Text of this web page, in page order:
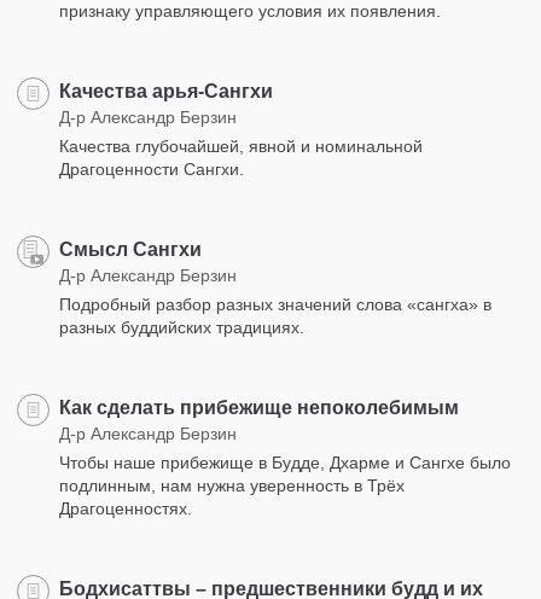
признаку управляющего условия их появления.
Качества арья-Сангхи
Д-р Александр Берзин
Качества глубочайшей, явной и номинальной
Драгоценности Сангхи.
Смысл Сангхи
Д-р Александр Берзин
Подробный разбор разных значений слова «сангха» в
разных буддийских традициях.
Как сделать прибежище непоколебимым
Д-р Александр Берзин
Чтобы наше прибежище в Будде, Дхарме и Сангхе было
подлинным, нам нужна уверенность в Трёх
Драгоценностях.
Бодхисаттвы – предшественники будд и их